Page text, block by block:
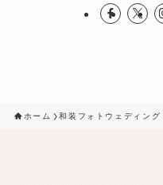
ホーム 和装フォトウェディング